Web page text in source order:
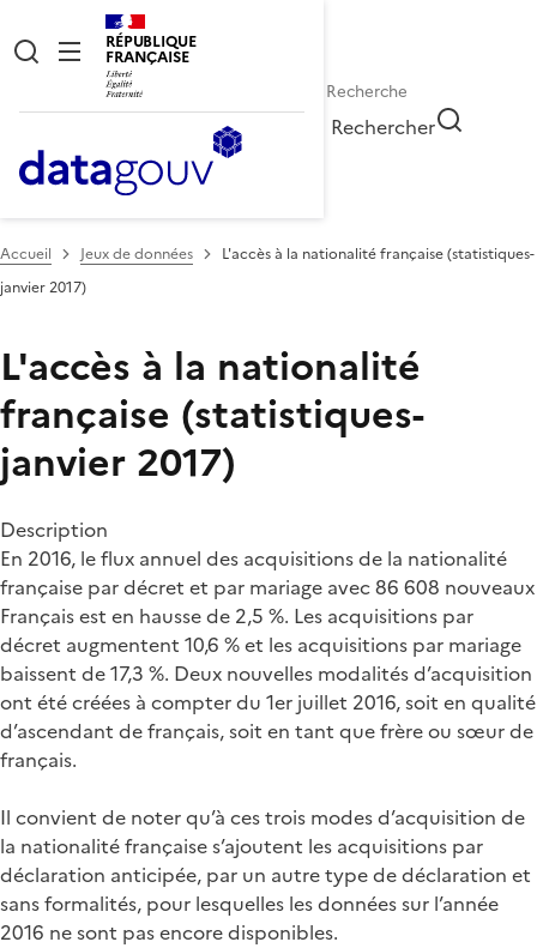
RÉPUBLIQUE
FRANÇAISE
Rechercher
Accueil Jeux de données
L'accès à la nationalité française (statistiques-
janvier 2017)
L'accès à la nationalité
française (statistiques-
janvier 2017)
Description
En 2016, le flux annuel des acquisitions de la nationalité
française par décret et par mariage avec 86 608 nouveaux
Français est en hausse de 2,5 %. Les acquisitions par
décret augmentent 10,6 % et les acquisitions par mariage
baissent de 17,3 %. Deux nouvelles modalités d’acquisition
ont été créées à compter du 1er juillet 2016, soit en qualité
d’ascendant de français, soit en tant que frère ou sœur de
français.
Il convient de noter qu’à ces trois modes d’acquisition de
la nationalité française s’ajoutent les acquisitions par
déclaration anticipée, par un autre type de déclaration et
sans formalités, pour lesquelles les données sur l’année
2016 ne sont pas encore disponibles.